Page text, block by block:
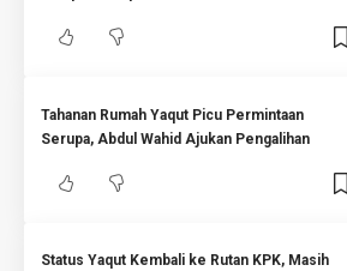
Tahanan Rumah Yaqut Picu Permintaan
Serupa, Abdul Wahid Ajukan Pengalihan
Status Yaqut Kembali ke Rutan KPK, Masih